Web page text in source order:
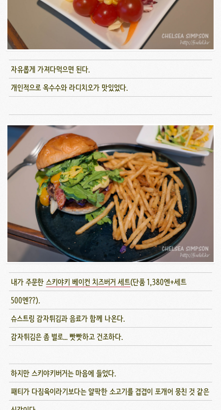
자유롭게 가져다먹으면 된다.
개인적으로 옥수수와 라디치오가 맛있었다.
내가 주문한스키야키 베이컨 치즈버거 세트(단품 1,380엔+세트
500엔??).
슈스트링 감자튀김과 음료가 함께 나온다.
감자튀김은 좀 별로... 빳빳하고 건조하다.
하지만 스키야키버거는 마음에 들었다.
패티가 다짐육이라기보다는 얄팍한 소고기를 겹겹이 포개어 뭉친 것 같은